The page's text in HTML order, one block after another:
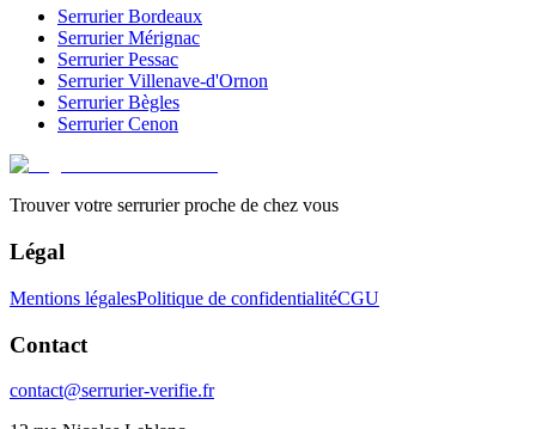
SerrurierBordeaux
SerrurierMérignac
SerrurierPessac
SerrurierVillenave-d'Ornon
SerrurierBègles
SerrurierCenon
Trouver votre serrurier proche de chez vous
Légal
Mentions légalesPolitique de confidentialitéCGU
Contact
contact@serrurier-verifie.fr